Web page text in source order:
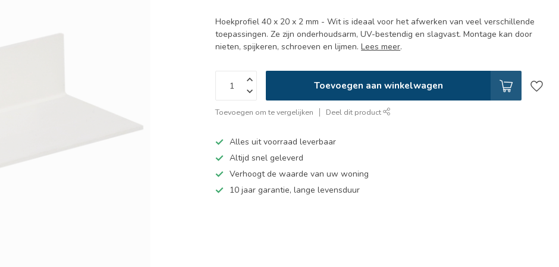
Hoekprofiel 40 x 20 x 2 mm - Wit is ideaal voor het afwerken van veel verschillende
toepassingen. Ze zijn onderhoudsarm, UV-bestendig en slagvast. Montage kan door
nieten, spijkeren, schroeven en lijmen.Lees meer.
Toevoegen aan winkelwagen
Toevoegen om te vergelijken Deel dit product
Alles uit voorraad leverbaar
Altijd snel geleverd
Verhoogt de waarde van uw woning
10 jaar garantie, lange levensduur